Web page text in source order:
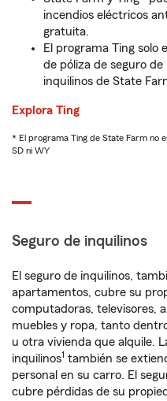
incendios eléctricos
gratuita.
El programa Ting solo
de póliza de seguro
inquilinos de State
Explora Ting
* El programa Ting de State Farm no
SD ni WY
Seguro de inquilinos
El seguro de inquilinos,
apartamentos, cubre su
computadoras, televisores,
muebles y ropa, tanto
u otra vivienda que alquile.
inquilinos1 también se
personal en su carro. El
cubre pérdidas de su